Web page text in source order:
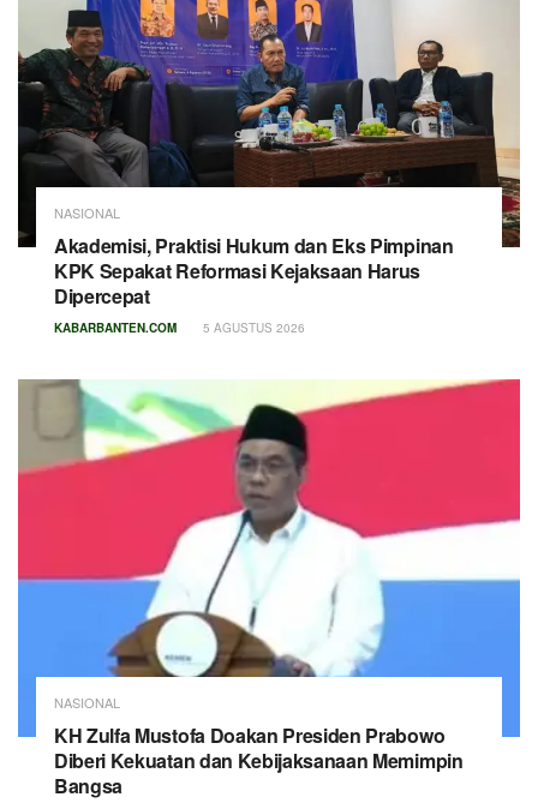
NASIONAL
Akademisi, Praktisi Hukum dan Eks Pimpinan
KPK Sepakat Reformasi Kejaksaan Harus
Dipercepat
KABARBANTEN.COM 5 AGUSTUS 2026
NASIONAL
KH Zulfa Mustofa Doakan Presiden Prabowo
Diberi Kekuatan dan Kebijaksanaan Memimpin
Bangsa